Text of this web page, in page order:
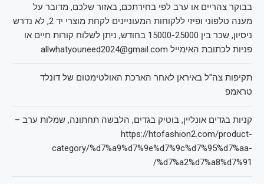
בבוקר צהריים או ערב לפי בחירתכם, באזור שלכם, מדובר על
מענה טלפוני ופיזי ללקוחות המעוניינים לקחת מוצרי יד 2, לא נדרש
ניסיון, שכר בין 15000-25000 בחודש, ניתן לשלוח קורות חיים או
פניות לכתובת האימייל allwhatyouneed2024@gmail.com
תקיפות צה"ל באיראן לאחר הארכת האולטימטום של דונלד
טראמפ
קניות בגדים אונליין, בוטיק בגדים, הלבשה תחתונה, שמלות ערב –
https://htofashion2.com/product-
category/%d7%a9%d7%9e%d7%9c%d7%95%d7%aa-
%d7%a2%d7%a8%d7%91/